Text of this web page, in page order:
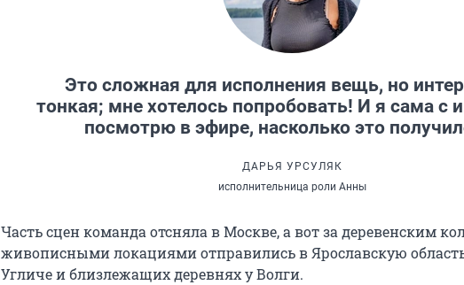
Это сложная для исполнения вещь, но
тонкая; мне хотелось попробовать! И я сама с
посмотрю в эфире, насколько это
ДАРЬЯ УРСУЛЯК
исполнительница роли Анны
Часть сцен команда отсняла в Москве, а вот за деревенским
живописными локациями отправились в Ярославскую
Угличе и близлежащих деревнях у Волги.